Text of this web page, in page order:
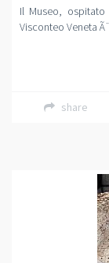
Il Museo,
Visconteo Veneta
share